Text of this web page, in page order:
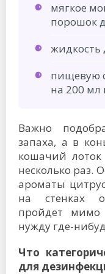
мягкое
порошок
жидкость
пищевую
на 200 мл
Важно
запаха, а в
кошачий лоток
несколько раз.
ароматы
на стенках
пройдет мимо
нужду где-
Что
для